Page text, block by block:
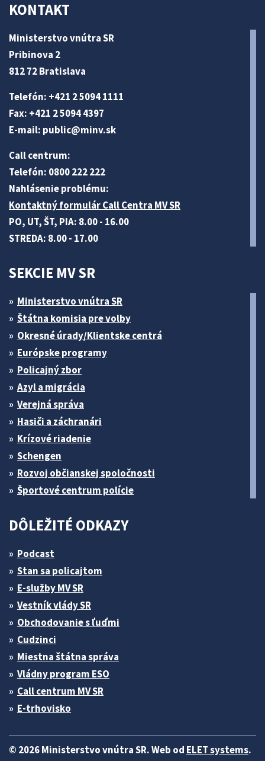
KONTAKT
Ministerstvo vnútra SR
Pribinova 2
812 72 Bratislava
Telefón: +421 2 5094 1111
Fax: +421 2 5094 4397
E-mail: public@minv.sk
Call centrum:
Telefón: 0800 222 222
Nahlásenie problému:
Kontaktný formulár Call Centra MV SR
PO, UT, ŠT, PIA: 8.00 - 16.00
STREDA: 8.00 - 17.00
SEKCIE MV SR
Ministerstvo vnútra SR
Štátna komisia pre volby
Okresné úrady/Klientske centrá
Európske programy
Policajný zbor
Azyl a migrácia
Verejná správa
Hasiči a záchranári
Krízové riadenie
Schengen
Rozvoj občianskej spoločnosti
Športové centrum polície
DÔLEŽITÉ ODKAZY
Podcast
Stan sa policajtom
E-služby MV SR
Vestník vlády SR
Obchodovanie s ľuďmi
Cudzinci
Miestna štátna správa
Vládny program ESO
Call centrum MV SR
E-trhovisko
© 2026 Ministerstvo vnútra SR. Web od ELET systems.